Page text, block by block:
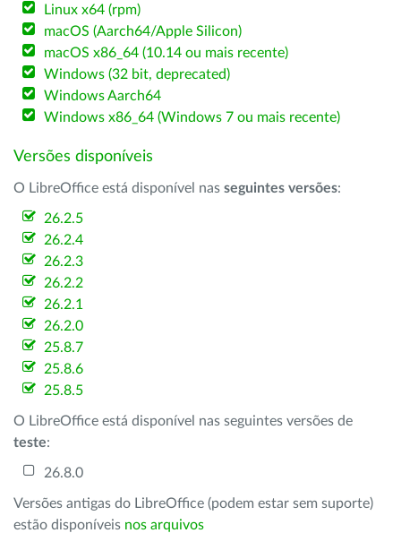
Linux x64 (rpm)
macOS (Aarch64/Apple Silicon)
macOS x86_64 (10.14 ou mais recente)
Windows (32 bit, deprecated)
Windows Aarch64
Windows x86_64 (Windows 7 ou mais recente)
Versões disponíveis
O LibreOffice está disponível nas seguintes versões:
26.2.5
26.2.4
26.2.3
26.2.2
26.2.1
26.2.0
25.8.7
25.8.6
25.8.5
O LibreOffice está disponível nas seguintes versões de
teste:
26.8.0
Versões antigas do LibreOffice (podem estar sem suporte)
estão disponíveis nos arquivos